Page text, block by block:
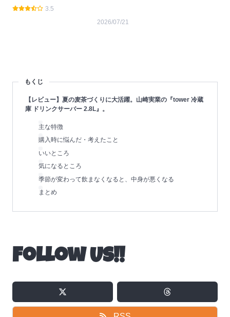
3.5
2026/07/21
もくじ
【レビュー】夏の麦茶づくりに大活躍。山崎実業の『tower 冷蔵
庫 ドリンクサーバー 2.8L』。
主な特徴
購入時に悩んだ・考えたこと
いいところ
気になるところ
季節が変わって飲まなくなると、中身が悪くなる
まとめ
Follow Us!!